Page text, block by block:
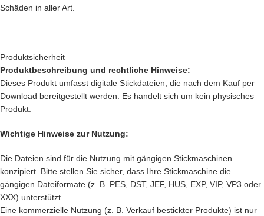
Schäden in aller Art.
Produktsicherheit
Produktbeschreibung und rechtliche Hinweise:
Dieses Produkt umfasst digitale Stickdateien, die nach dem Kauf per
Download bereitgestellt werden. Es handelt sich um kein physisches
Produkt.
Wichtige Hinweise zur Nutzung:
Die Dateien sind für die Nutzung mit gängigen Stickmaschinen
konzipiert. Bitte stellen Sie sicher, dass Ihre Stickmaschine die
gängigen Dateiformate (z. B. PES, DST, JEF, HUS, EXP, VIP, VP3 oder
XXX) unterstützt.
Eine kommerzielle Nutzung (z. B. Verkauf bestickter Produkte) ist nur